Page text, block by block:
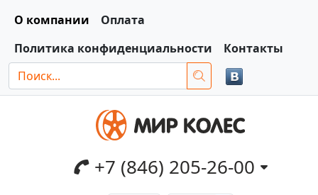
О компании
Оплата
Политика конфиденциальности
Контакты
+7 (846) 205-26-00